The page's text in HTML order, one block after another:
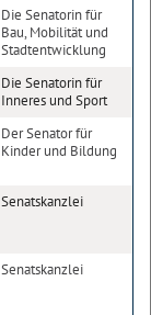
Die Senatorin für
Bau, Mobilität und
Stadtentwicklung
Die Senatorin für
Inneres und Sport
Der Senator für
Kinder und Bildung
Senatskanzlei
Senatskanzlei